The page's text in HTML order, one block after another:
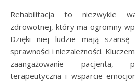
Rehabilitacja to niezwykle
zdrowotnej, który ma ogromny
Dzięki niej ludzie mają
sprawności i niezależności.
zaangażowanie pacjenta,
terapeutyczna i wsparcie